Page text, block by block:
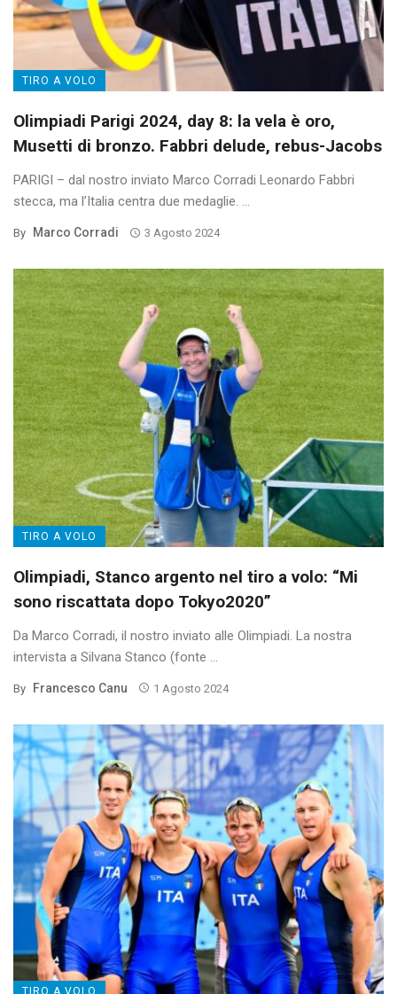
TIRO A VOLO
Olimpiadi Parigi 2024, day 8: la vela è oro,
Musetti di bronzo. Fabbri delude, rebus-Jacobs
PARIGI – dal nostro inviato Marco Corradi Leonardo Fabbri
stecca, ma l’Italia centra due medaglie. ...
By Marco Corradi 3 Agosto 2024
TIRO A VOLO
Olimpiadi, Stanco argento nel tiro a volo: “Mi
sono riscattata dopo Tokyo2020”
Da Marco Corradi, il nostro inviato alle Olimpiadi. La nostra
intervista a Silvana Stanco (fonte ...
By Francesco Canu 1 Agosto 2024